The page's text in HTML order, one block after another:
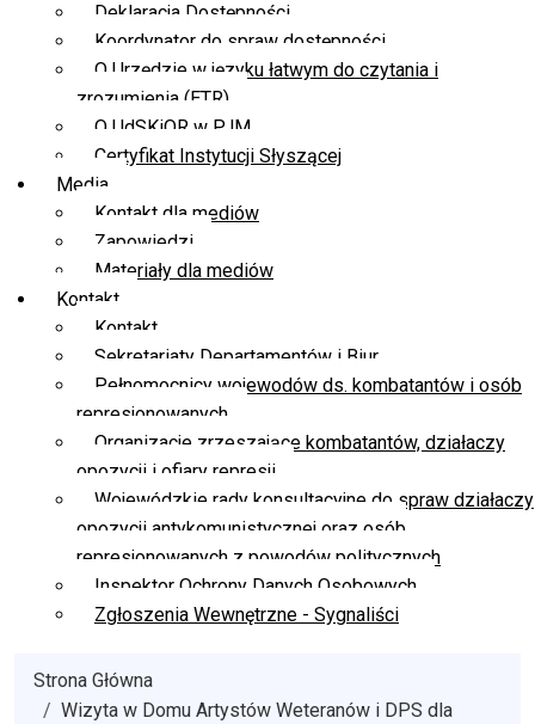
Deklaracja Dostępności
Koordynator do spraw dostępności
O Urzędzie w języku łatwym do czytania i
zrozumienia (ETR)
O UdSKiOR w PJM
Certyfikat Instytucji Słyszącej
Media
Kontakt dla mediów
Zapowiedzi
Materiały dla mediów
Kontakt
Kontakt
Sekretariaty Departamentów i Biur
Pełnomocnicy wojewodów ds. kombatantów i osób
represjonowanych
Organizacje zrzeszające kombatantów, działaczy
opozycji i ofiary represji
Wojewódzkie rady konsultacyjne do spraw działaczy
opozycji antykomunistycznej oraz osób
represjonowanych z powodów politycznych
Inspektor Ochrony Danych Osobowych
Zgłoszenia Wewnętrzne - Sygnaliści
Strona Główna
Wizyta w Domu Artystów Weteranów i DPS dla